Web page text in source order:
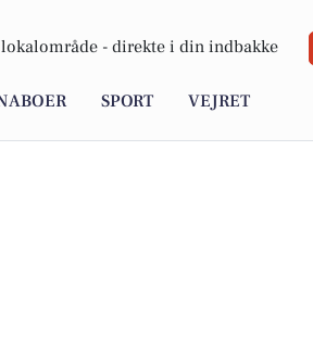
lokalområde - direkte i din indbakke
SPORT VEJRET